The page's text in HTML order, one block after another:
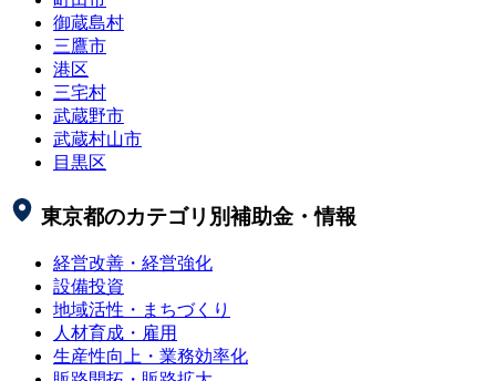
御蔵島村
三鷹市
港区
三宅村
武蔵野市
武蔵村山市
目黒区
東京都のカテゴリ別補助金・情報
経営改善・経営強化
設備投資
地域活性・まちづくり
人材育成・雇用
生産性向上・業務効率化